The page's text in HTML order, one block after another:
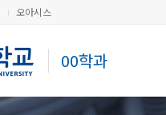
오아시스
00학과